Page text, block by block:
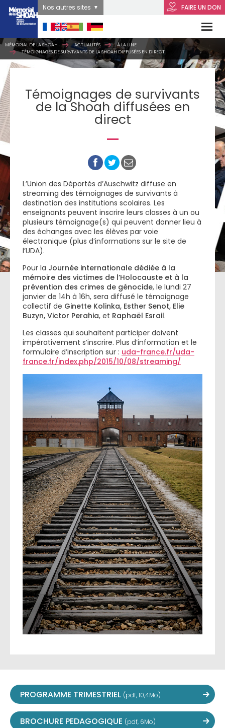
FAIRE UN DON
Nos autres sites
MÉMORIAL DE LA SHOAH ACTUALITÉS
À LA UNE
TÉMOIGNAGES DE SURVIVANTS DE LA SHOAH DIFFUSÉES EN DIRECT
Témoignages de survivants
de la Shoah diffusées en
direct
L’Union des Déportés d’Auschwitz diffuse en
streaming des témoignages de survivants à
destination des institutions scolaires. Les
enseignants peuvent inscrire leurs classes à un ou
plusieurs témoignage(s) qui peuvent donner lieu à
des échanges avec les élèves par voie
électronique (plus d’informations sur le site de
l’UDA).
Pour la Journée internationale dédiée à la
mémoire des victimes de l’Holocauste et à la
prévention des crimes de génocide, le lundi 27
janvier de 14h à 16h, sera diffusé le témoignage
collectif de Ginette Kolinka, Esther Senot, Elie
Buzyn, Victor Perahia, et Raphaël Esrail.
Les classes qui souhaitent participer doivent
impérativement s’inscrire. Plus d’information et le
formulaire d’inscription sur : uda-france.fr/uda-
france.fr/index.php/2015/10/08/streaming/
PROGRAMME TRIMESTRIEL (pdf, 10,4Mo)
BROCHURE PEDAGOGIQUE (pdf, 6Mo)